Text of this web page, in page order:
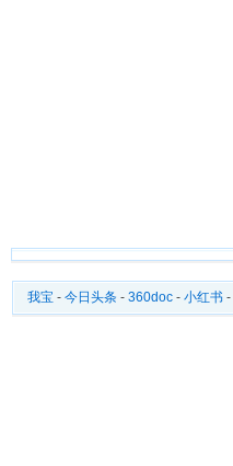
我宝 - 今日头条 - 360doc - 小红书 -